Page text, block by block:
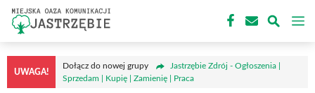
Przejdź
treści
UWAGA!
Dołącz do nowej grupy
Jastrzębie Zdrój - Ogłoszenia |
Sprzedam | Kupię | Zamienię | Praca